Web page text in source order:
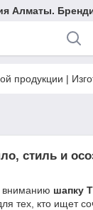
Алматы.
продукции |
стиль и
вниманию шапку
тех, кто ищет